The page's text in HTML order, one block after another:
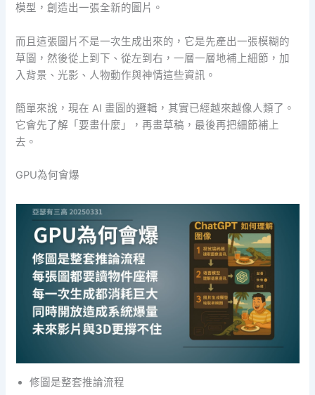
模型，創造出一張全新的圖片。
而且這張圖片不是一次生成出來的，它是先產出一張模糊的
草圖，然後從上到下、從左到右，一層一層地補上細節，加
入背景、光影、人物動作與神情這些資訊。
簡單來說，現在 AI 畫圖的邏輯，其實已經越來越像人類了。
它會先了解「要畫什麼」，再畫草稿，最後再把細節補上
去。
GPU為何會爆
修圖是整套推論流程